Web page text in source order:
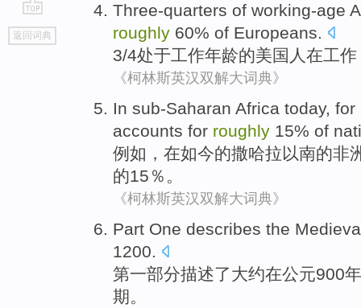
go
top
返回词典
Three-quarters of working-age
roughly 60% of Europeans.
3/4处于工作年龄的美国人 在工作
《柯林斯英汉双解大词典》
In sub-Saharan Africa today, for
accounts for roughly 15% of
例如 ， 在如今的撒哈拉以南的非
的15％。
《柯林斯英汉双解大词典》
Part One describes the
1200.
第一部分描述了大约在公元900年
期。